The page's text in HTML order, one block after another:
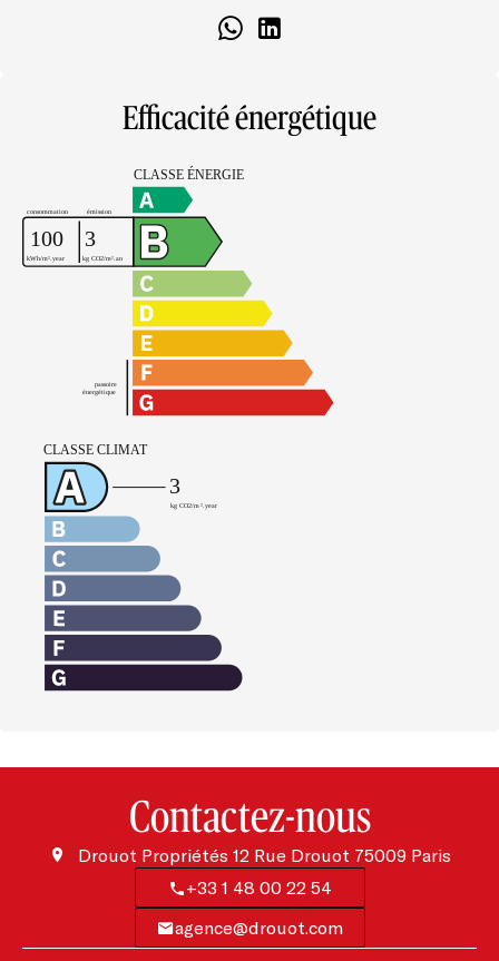
Efficacité énergétique
Contactez-nous
Drouot Propriétés 12 Rue Drouot 75009Paris
+33 1 48 00 22 54
agence@drouot.com